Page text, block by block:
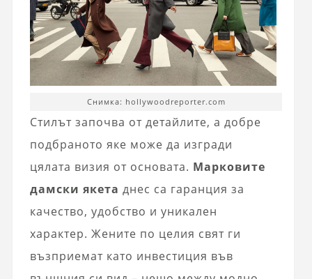
Снимка: hollywoodreporter.com
Стилът започва от детайлите, а добре
подбраното яке може да изгради
цялата визия от основата. Марковите
дамски якета днес са гаранция за
качество, удобство и уникален
характер. Жените по целия свят ги
възприемат като инвестиция във